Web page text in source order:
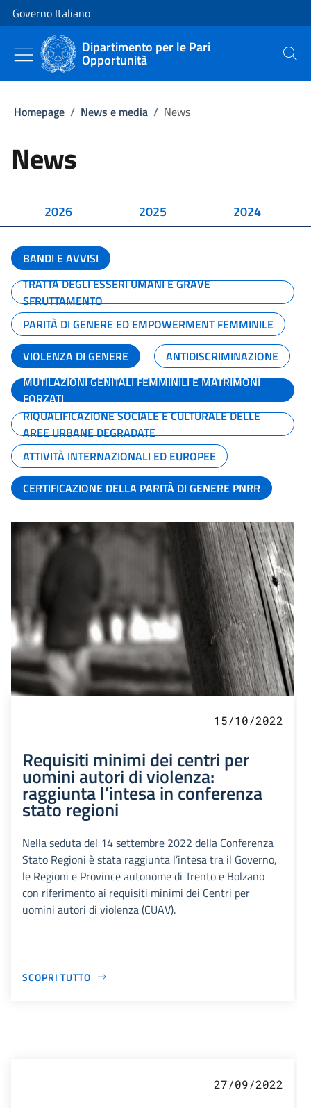
Vai al contenuto
Vai alla navigazione del sito
Governo Italiano
Dipartimento per le Pari
Opportunità Cerca
Homepage / News e media / News
News
2026 2025 2024
BANDI E AVVISI
TRATTA DEGLI ESSERI UMANI E GRAVE
SFRUTTAMENTO
PARITÀ DI GENERE ED EMPOWERMENT FEMMINILE
VIOLENZA DI GENERE
ANTIDISCRIMINAZIONE
MUTILAZIONI GENITALI FEMMINILI E MATRIMONI
FORZATI
RIQUALIFICAZIONE SOCIALE E CULTURALE DELLE
AREE URBANE DEGRADATE
ATTIVITÀ INTERNAZIONALI ED EUROPEE
CERTIFICAZIONE DELLA PARITÀ DI GENERE PNRR
15/10/2022
Requisiti minimi dei centri per
uomini autori di violenza:
raggiunta l’intesa in conferenza
stato regioni
Nella seduta del 14 settembre 2022 della Conferenza
Stato Regioni è stata raggiunta l’intesa tra il Governo,
le Regioni e Province autonome di Trento e Bolzano
con riferimento ai requisiti minimi dei Centri per
uomini autori di violenza (CUAV).
SCOPRI TUTTO
27/09/2022